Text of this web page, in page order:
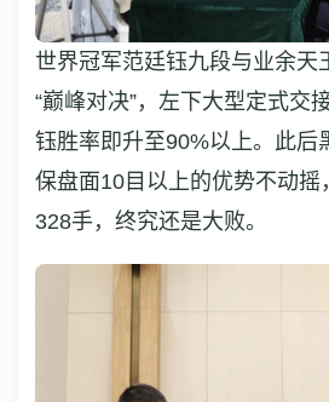
世界冠军范廷钰九段与业余天
“巅峰对决”，左下大型定式交
钰胜率即升至90%以上。此后
保盘面10目以上的优势不动摇
328手，终究还是大败。